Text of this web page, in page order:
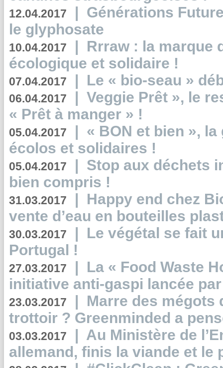
12.04.2017 | Générations
le glyphosate
10.04.2017 | Rrraw : la marque
écologique et solidaire !
07.04.2017 | Le « bio-seau »
06.04.2017 | Veggie Prêt », le
« Prêt à manger » !
05.04.2017 | « BON et bien »,
écolos et solidaires !
05.04.2017 | Stop aux déchets
bien compris !
31.03.2017 | Happy end chez
vente d’eau en bouteilles
30.03.2017 | Le végétal se fait
Portugal !
27.03.2017 | La « Food Waste
initiative anti-gaspi lancée
23.03.2017 | Marre des mégots
trottoir ? Greenminded a
03.03.2017 | Au Ministère de
allemand, finis la viande et le